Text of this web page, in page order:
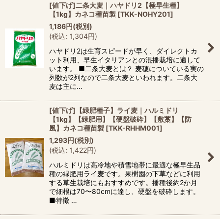
[値下げ]二条大麦｜ハヤドリ2【極早生種】
【1kg】カネコ種苗製 [TKK-NOHY201]
1,186円(税別)
(税込: 1,304円)
ハヤドリ2は生育スピードが早く、ダイレクトカ
ット利用、早生イタリアンとの混播栽培に適して
います。 ■二条大麦とは？ 麦穂についている実の
列数が2列なので二条大麦といわれます。二条大
麦は主に…
[値下げ]【緑肥種子】ライ麦｜ハルミドリ
【1kg】【緑肥用】【硬盤破砕】【敷藁】【防
風】カネコ種苗製 [TKK-RHHM001]
1,293円(税別)
(税込: 1,422円)
ハルミドリは高冷地や積雪地帯に最適な極早生品
種の緑肥用ライ麦です。果樹園の下草などに利用
する草生栽培にもおすすめです。播種後約2か月
で細根は70〜80cmに達し、硬盤を破砕します。
■特徴 …